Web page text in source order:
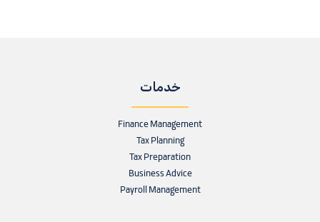
خدمات
Finance Management
Tax Planning
Tax Preparation
Business Advice
Payroll Management